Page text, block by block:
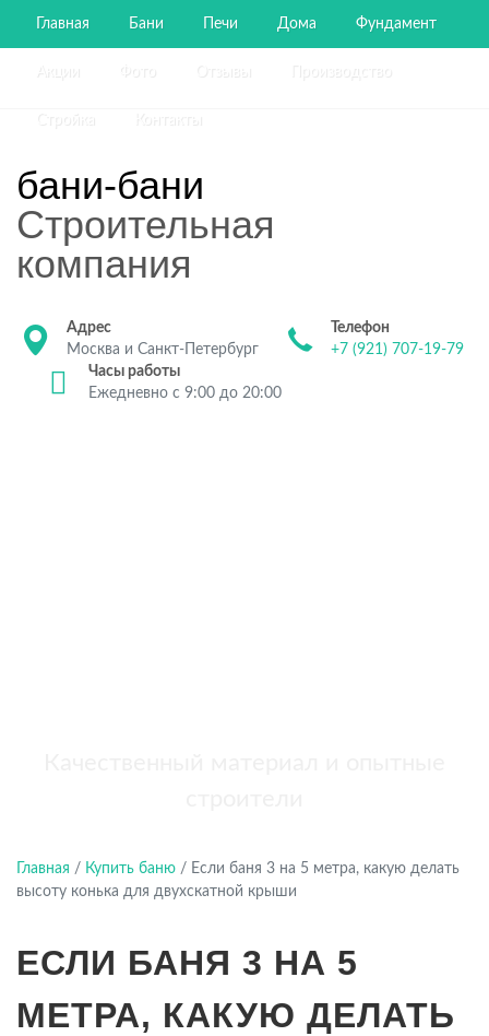
Главная Бани Печи Дома Фундамент
бани-бани
Строительная
компания
Адрес
Москва и Санкт-Петербург
Телефон
+7 (921) 707-19-79
Часы работы
Ежедневно с 9:00 до 20:00
Главная / Купить баню / Если баня 3 на 5 метра, какую делать
высоту конька для двухскатной крыши
ЕСЛИ БАНЯ 3 НА 5
МЕТРА, КАКУЮ ДЕЛАТЬ